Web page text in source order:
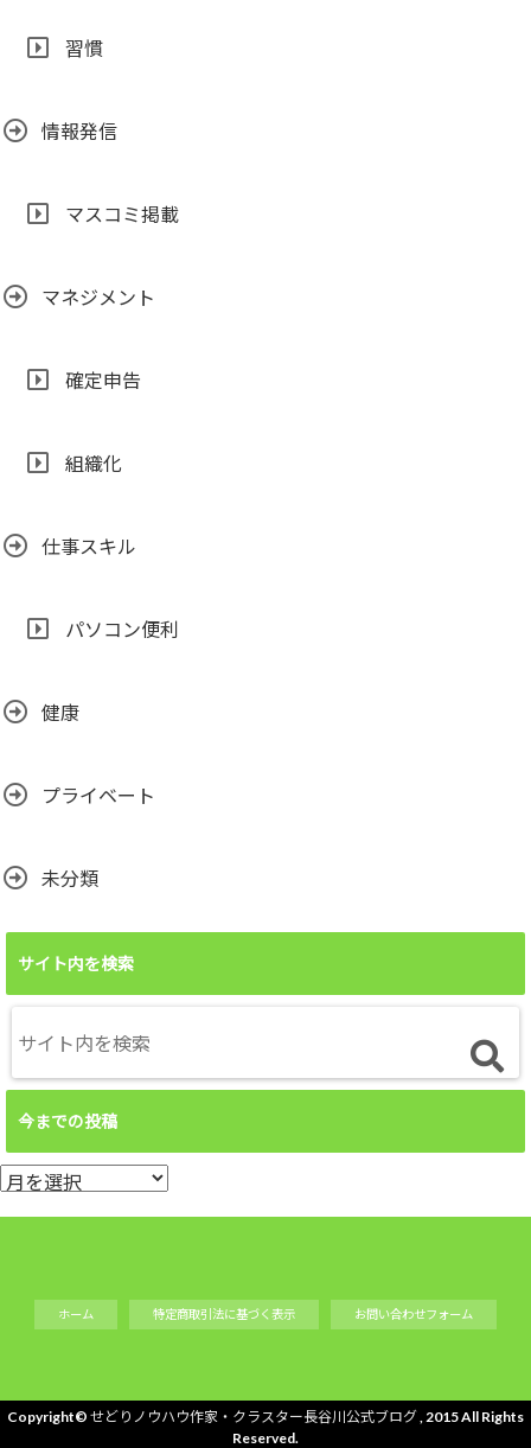
習慣
情報発信
マスコミ掲載
マネジメント
確定申告
組織化
仕事スキル
パソコン便利
健康
プライベート
未分類
サイト内を検索
今までの投稿
今
ホーム 特定商取引法に基づく表示 お問い合わせフォーム
Copyright© せどりノウハウ作家・クラスター長谷川公式ブログ, 2015 All Rights
Reserved.